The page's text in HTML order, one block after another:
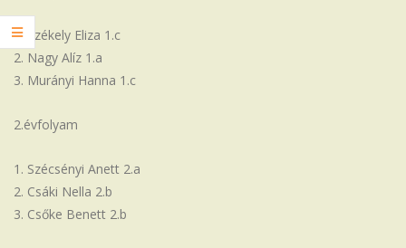
Székely Eliza 1.c
Nagy Alíz 1.a
Murányi Hanna 1.c
2.évfolyam
Szécsényi Anett 2.a
Csáki Nella 2.b
Csőke Benett 2.b